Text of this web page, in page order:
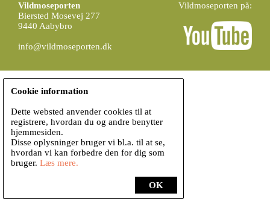
Vildmoseporten
Biersted Mosevej 277
9440 Aabybro
info@vildmoseporten.dk
Vildmoseporten på:
OK
Cookie information
Dette websted anvender cookies til at
registrere, hvordan du og andre benytter
hjemmesiden.
Disse oplysninger bruger vi bl.a. til at se,
hvordan vi kan forbedre den for dig som
bruger. Læs mere.